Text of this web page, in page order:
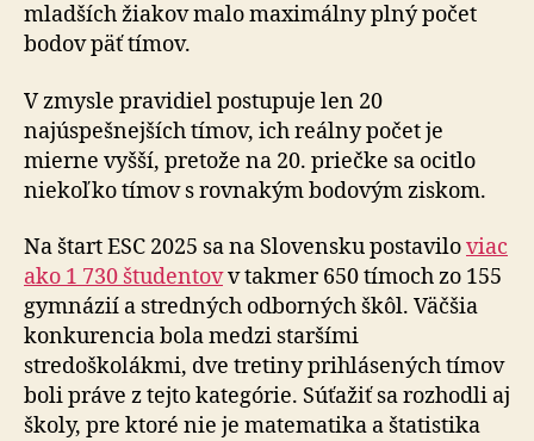
mladších žiakov malo maximálny plný počet
bodov päť tímov.
V zmysle pravidiel postupuje len 20
najúspešnejších tímov, ich reálny počet je
mierne vyšší, pretože na 20. priečke sa ocitlo
niekoľko tímov s rovnakým bodovým ziskom.
Na štart ESC 2025 sa na Slovensku postaviloviac
ako 1 730 študentovv takmer 650 tímoch zo 155
gymnázií a stredných odborných škôl. Väčšia
konkurencia bola medzi staršími
stredoškolákmi, dve tretiny prihlásených tímov
boli práve z tejto kategórie. Súťažiť sa rozhodli aj
školy, pre ktoré nie je matematika a štatistika